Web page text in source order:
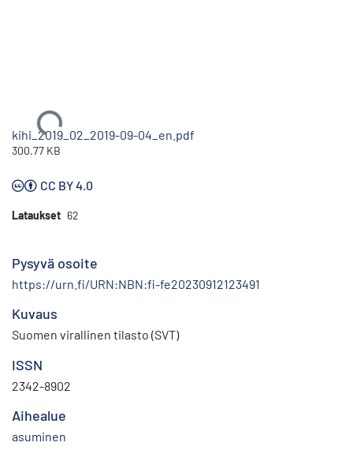
Ladataan...
kihi_2019_02_2019-09-04_en.pdf
300.77 KB
CC BY 4.0
Lataukset 62
Pysyvä osoite
https://urn.fi/URN:NBN:fi-fe20230912123491
Kuvaus
Suomen virallinen tilasto (SVT)
ISSN
2342-8902
Aihealue
asuminen